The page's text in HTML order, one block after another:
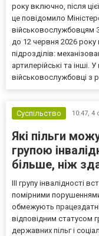
року включно, після
це повідомило
військовослужбовцям
до 12 червня 2026
підрозділів:
артилерійські та інші.
військовослужбовці з
Суспільство 10:47, 4
Які пільги
групою
більше, ніж
III групу інвалідності
помірними
обмежують
відповідним статусом
державних пільг і